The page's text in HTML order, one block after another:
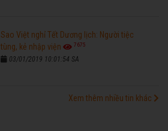
Sao Việt nghỉ Tết Dương lịch: Người tiệc
tùng, kẻ nhập viện
7675
03/01/2019 10:01:54 SA
Xem thêm nhiều tin khác